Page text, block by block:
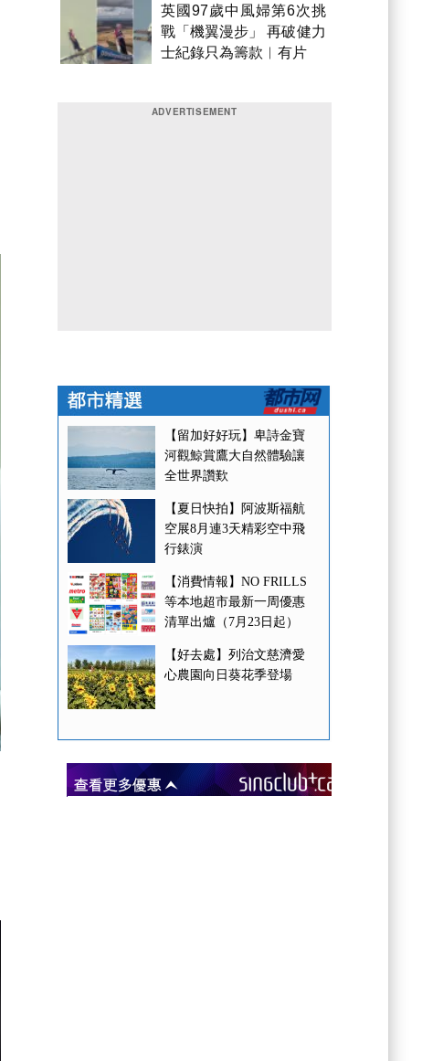
英國97歲中風婦第6次挑
戰「機翼漫步」 再破健力
士紀錄只為籌款︱有片